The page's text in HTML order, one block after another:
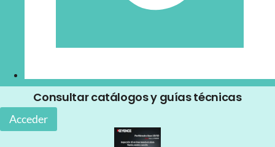
Consultar catálogos y guías técnicas
Acceder